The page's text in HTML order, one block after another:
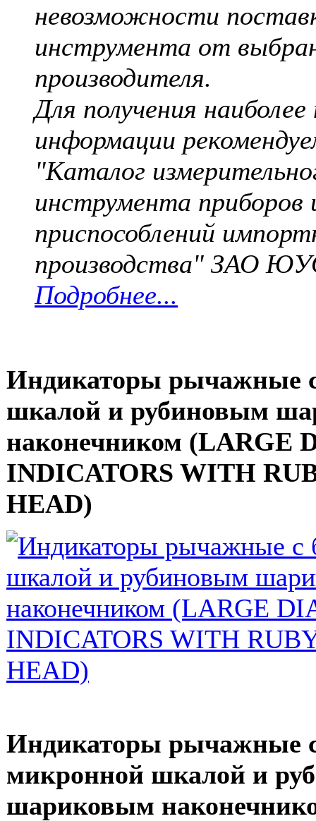
невозможности
инструмента от
производителя.
Для получения
информации
"Каталог
инструмента приборов
приспособлений
производства" ЗАО
Подробнее...
Индикаторы рычажные
шкалой и рубиновым
наконечником (LARGE
INDICATORS WITH
HEAD)
Индикаторы рычажные
микронной шкалой и
шариковым